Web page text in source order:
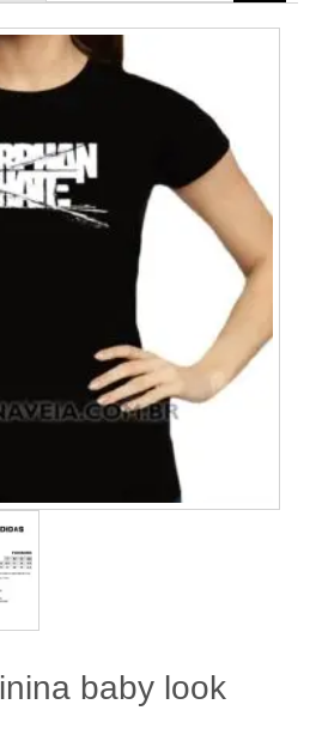
baby look